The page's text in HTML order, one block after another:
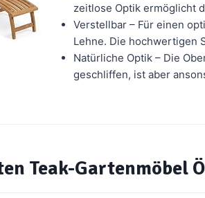
zeitlose Optik ermöglicht
Verstellbar – Für einen
Lehne. Die hochwertigen
Natürliche Optik – Die
geschliffen, ist aber
Teak-Gartenmöbel